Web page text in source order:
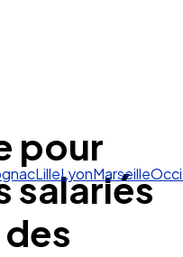
Lille Lyon Marseille
pour
salariés